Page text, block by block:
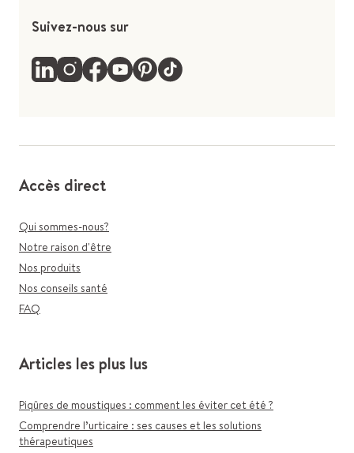
Suivez-nous sur
Accès direct
Qui sommes-nous?
Notre raison d'être
Nos produits
Nos conseils santé
FAQ
Articles les plus lus
Piqûres de moustiques : comment les éviter cet été ?
Comprendre l’urticaire : ses causes et les solutions
thérapeutiques